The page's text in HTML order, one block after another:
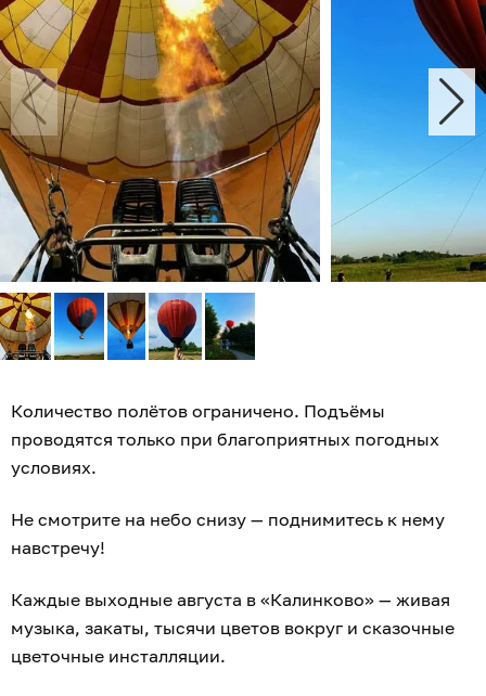
Количество полётов ограничено. Подъёмы
проводятся только при благоприятных погодных
условиях.
Не смотрите на небо снизу — поднимитесь к нему
навстречу!
Каждые выходные августа в «Калинково» — живая
музыка, закаты, тысячи цветов вокруг и сказочные
цветочные инсталляции.